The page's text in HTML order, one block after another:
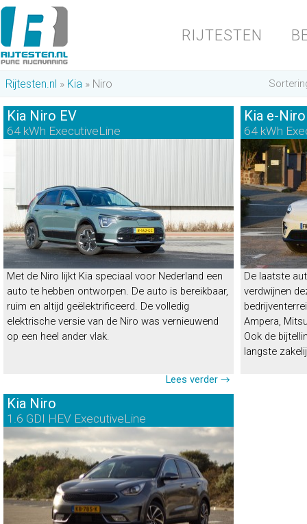
RIJTESTEN
Rijtesten.nl Kia Niro
Kia Niro EV
64 kWh ExecutiveLine
Met de Niro lijkt Kia speciaal voor Nederland een
auto te hebben ontworpen. De auto is bereikbaar,
ruim en altijd geëlektrificeerd. De volledig
elektrische versie van de Niro was vernieuwend
op een heel ander vlak.
Lees verder →
Kia e-Niro
64 kWh
Kia e-Niro
“Laat die omslag maar komen”
Energielabel A| 22%bijtelling
De laatste
verdwijnen
Ampera,
Ook de
langste
Kia Niro
1.6 GDI HEV ExecutiveLine